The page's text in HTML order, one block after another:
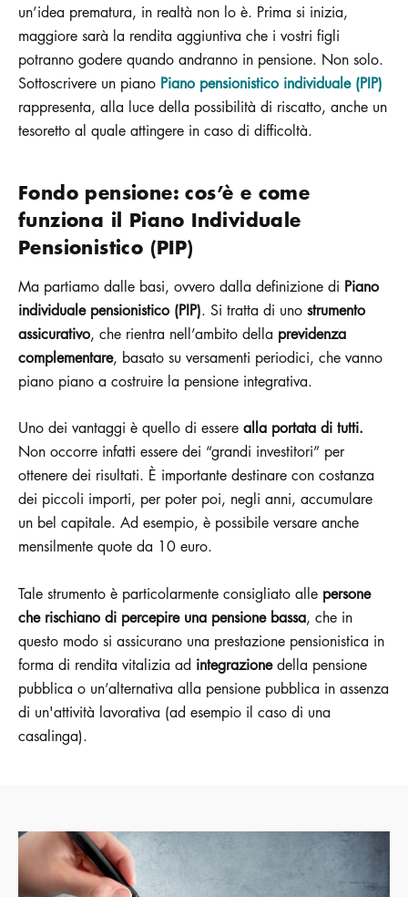
un’idea prematura, in realtà non lo è. Prima si inizia,
maggiore sarà la rendita aggiuntiva che i vostri figli
potranno godere quando andranno in pensione. Non solo.
Sottoscrivere un piano Piano pensionistico individuale (PIP)
rappresenta, alla luce della possibilità di riscatto, anche un
tesoretto al quale attingere in caso di difficoltà.
Fondo pensione: cos’è e come
funziona il Piano Individuale
Pensionistico (PIP)
Ma partiamo dalle basi, ovvero dalla definizione di Piano
individuale pensionistico (PIP). Si tratta di uno strumento
assicurativo, che rientra nell’ambito della previdenza
complementare, basato su versamenti periodici, che vanno
piano piano a costruire la pensione integrativa.
Uno dei vantaggi è quello di essere alla portata di tutti.
Non occorre infatti essere dei “grandi investitori” per
ottenere dei risultati. È importante destinare con costanza
dei piccoli importi, per poter poi, negli anni, accumulare
un bel capitale. Ad esempio, è possibile versare anche
mensilmente quote da 10 euro.
Tale strumento è particolarmente consigliato alle persone
che rischiano di percepire una pensione bassa, che in
questo modo si assicurano una prestazione pensionistica in
forma di rendita vitalizia ad integrazionedella pensione
pubblica o un’alternativa alla pensione pubblica in assenza
di un'attività lavorativa (ad esempio il caso di una
casalinga).